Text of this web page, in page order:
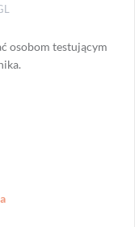
osobom testującym